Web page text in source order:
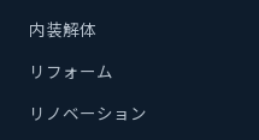
内装解体
リフォーム
リノベーション